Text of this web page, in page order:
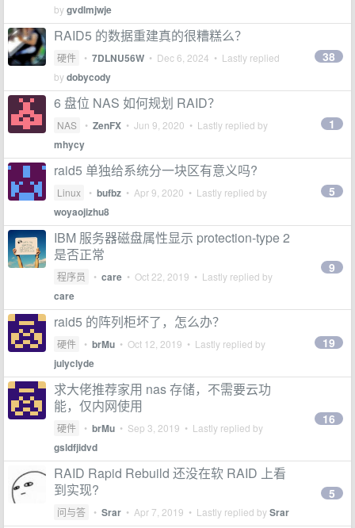
bygvdlmjwje
RAID5 的数据重建真的很糟糕么？
硬件 • 7DLNU56W • Dec 6, 2024 • Lastly replied
bydobycody
38
6 盘位 NAS 如何规划 RAID？
NAS • ZenFX • Jun 9, 2020 • Lastly replied by
mhycy
1
raid5 单独给系统分一块区有意义吗?
Linux • bufbz • Apr 9, 2020 • Lastly replied by
woyaojizhu8
5
IBM 服务器磁盘属性显示 protection-type 2
是否正常
程序员 • care • Oct 22, 2019 • Lastly replied by
care
9
raid5 的阵列柜坏了，怎么办？
硬件 • brMu • Oct 12, 2019 • Lastly replied by
julyclyde
19
求大佬推荐家用 nas 存储，不需要云功
能，仅内网使用
硬件 • brMu • Sep 3, 2019 • Lastly replied by
gsldfjidvd
16
RAID Rapid Rebuild 还没在软 RAID 上看
到实现?
问与答 • Srar • Apr 7, 2019 • Lastly replied bySrar
5